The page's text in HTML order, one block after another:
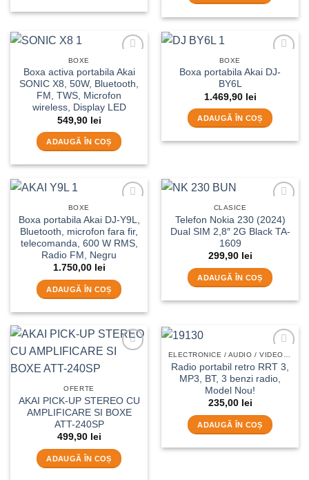
wishlist
BOXE
Boxa activa portabila Akai
SONIC X8, 50W, Bluetooth,
FM, TWS, Microfon
wireless, Display LED
549,90 lei
ADAUGĂ ÎN COȘ
wishlist
BOXE
Boxa portabila Akai DJ-
BY6L
1.469,90 lei
ADAUGĂ ÎN COȘ
wishlist
BOXE
Boxa portabila Akai DJ-Y9L,
Bluetooth, microfon fara fir,
telecomanda, 600 W RMS,
Radio FM, Negru
1.750,00 lei
ADAUGĂ ÎN COȘ
wishlist
CLASICE
Telefon Nokia 230 (2024)
Dual SIM 2,8″ 2G Black TA-
1609
299,90 lei
ADAUGĂ ÎN COȘ
OFERTE
AKAI PICK-UP STEREO CU
AMPLIFICARE SI BOXE
ATT-240SP
499,90 lei
ADAUGĂ ÎN COȘ
wishlist
ELECTRONICE / AUDIO / VIDEO /HI-FI
Radio portabil retro RRT 3,
MP3, BT, 3 benzi radio,
Model Nou!
235,00 lei
ADAUGĂ ÎN COȘ